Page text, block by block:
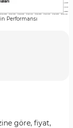
Performansı
göre, fiyat,